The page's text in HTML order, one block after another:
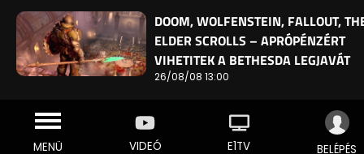
MENÜ VIDEÓ E1TV BELÉPÉS
DOOM, WOLFENSTEIN, FALLOUT,
ELDER SCROLLS – APRÓPÉNZÉRT
VIHETITEK A BETHESDA LEGJAVÁT
26/08/08 13:00